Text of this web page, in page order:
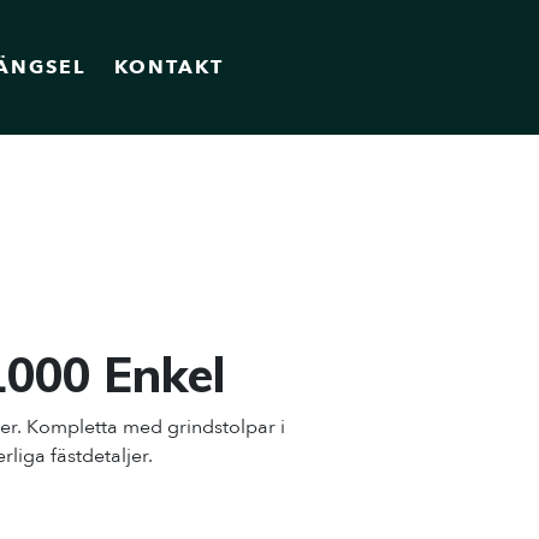
KONTAKT
Enkel
Kompletta med grindstolpar i
fästdetaljer.